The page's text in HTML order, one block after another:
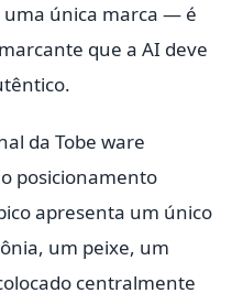
uma única marca — é
que a AI deve
da Tobe ware
posicionamento
apresenta um único
um peixe, um
centralmente